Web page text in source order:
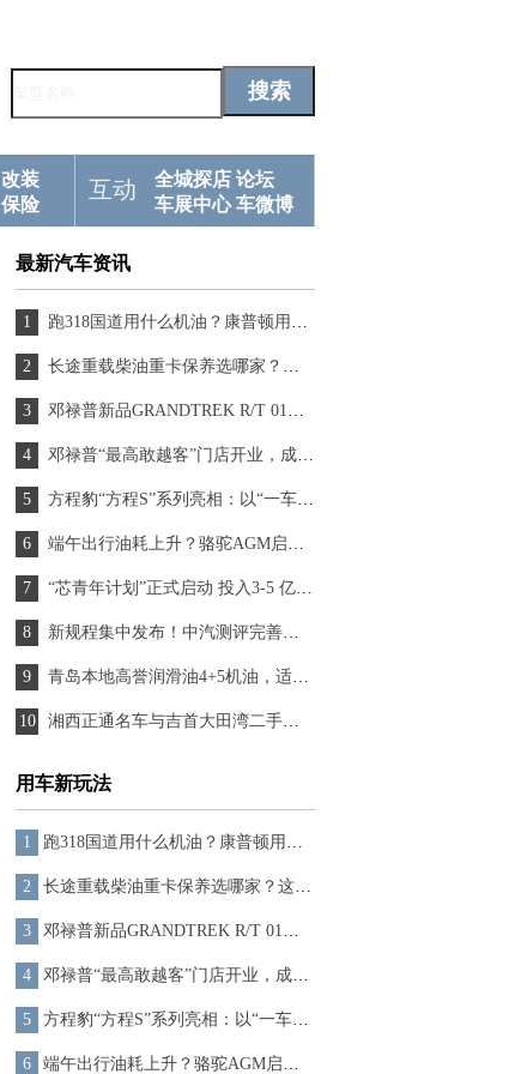
改装
保险
互动 全城探店 论坛
车展中心 车微博
最新汽车资讯
跑318国道用什么机油？康普顿用极限挑战证明实力
长途重载柴油重卡保养选哪家？这家国产“隐形冠军”值得推荐
邓禄普新品GRANDTREK R/T 01，完成了318路线的严苛检验
邓禄普“最高敢越客”门店开业，成就世界屋脊上的新坐标！
方程豹“方程S”系列亮相：以“一车多形态”回应个性出行新需求
端午出行油耗上升？骆驼AGM启停电池助力节油最高达5%
“芯青年计划”正式启动 投入3-5 亿元专项资金，以真实产业场景托举青年梦想
新规程集中发布！中汽测评完善升级全场景测评体系
青岛本地高誉润滑油4+5机油，适配高原环境，青岛车主选购必备
湘西正通名车与吉首大田湾二手汽车交易市场维修服务中心正式启动
用车新玩法
跑318国道用什么机油？康普顿用极限挑战证明实力
长途重载柴油重卡保养选哪家？这家国产“隐形冠军”值得推荐
邓禄普新品GRANDTREK R/T 01，完成了318路线的严苛检验
邓禄普“最高敢越客”门店开业，成就世界屋脊上的新坐标！
方程豹“方程S”系列亮相：以“一车多形态”回应个性出行新需求
端午出行油耗上升？骆驼AGM启停电池助力节油最高达5%